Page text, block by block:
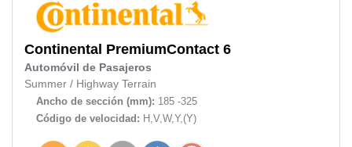
Continental PremiumContact 6
Automóvil de Pasajeros
Summer / Highway Terrain
Ancho de sección (mm): 185 -325
Código de velocidad: H,V,W,Y,(Y)